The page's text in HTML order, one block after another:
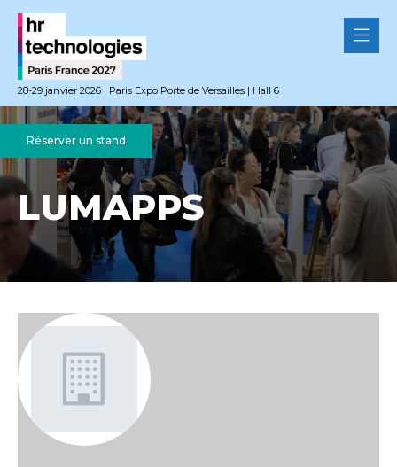
28-29 janvier 2026 | Paris Expo Porte de Versailles | Hall 6
Réserver un stand
LUMAPPS